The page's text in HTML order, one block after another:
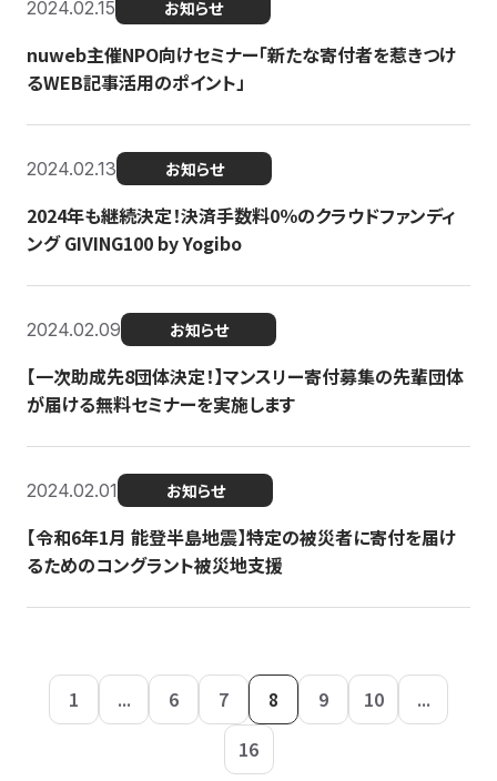
2024.02.15 お知らせ
nuweb主催NPO向けセミナー「新たな寄付者を惹きつけ
るWEB記事活用のポイント」
2024.02.13 お知らせ
2024年も継続決定！決済手数料0％のクラウドファンディ
ング GIVING100 by Yogibo
2024.02.09 お知らせ
【一次助成先8団体決定！】マンスリー寄付募集の先輩団体
が届ける無料セミナーを実施します
2024.02.01 お知らせ
【令和6年1月 能登半島地震】特定の被災者に寄付を届け
るためのコングラント被災地支援
1 ... 6 7 8 9 10
...
16